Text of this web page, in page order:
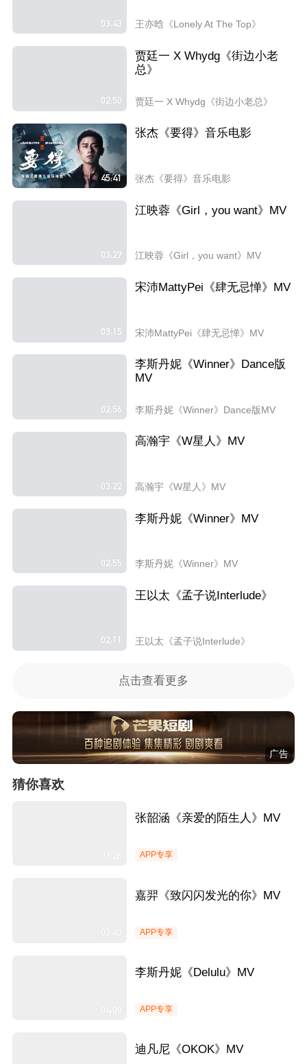
03:43 王亦晗《Lonely At The Top》
02:50
贾廷一 X Whydg《街边小老
总》
贾廷一 X Whydg《街边小老总》
45:41
张杰《要得》音乐电影
张杰《要得》音乐电影
03:27
江映蓉《Girl，you want》MV
江映蓉《Girl，you want》MV
03:15
宋沛MattyPei《肆无忌惮》MV
宋沛MattyPei《肆无忌惮》MV
02:56
李斯丹妮《Winner》Dance版
MV
李斯丹妮《Winner》Dance版MV
03:22
高瀚宇《W星人》MV
高瀚宇《W星人》MV
02:55
李斯丹妮《Winner》MV
李斯丹妮《Winner》MV
02:11
王以太《孟子说Interlude》
王以太《孟子说Interlude》
点击查看更多
广告
猜你喜欢
03:26
张韶涵《亲爱的陌生人》MV
APP专享
03:43
嘉羿《致闪闪发光的你》MV
APP专享
04:00
李斯丹妮《Delulu》MV
APP专享
迪凡尼《OKOK》MV